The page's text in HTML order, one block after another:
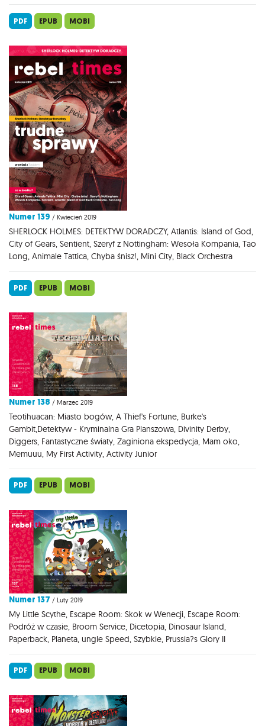
PDF EPUB MOBI
Numer 139 / Kwiecień 2019
SHERLOCK HOLMES: DETEKTYW DORADCZY, Atlantis: Island of God,
City of Gears, Sentient, Szeryf z Nottingham: Wesoła Kompania, Tao
Long, Animale Tattica, Chyba śnisz!, Mini City, Black Orchestra
PDF EPUB MOBI
Numer 138 / Marzec 2019
Teotihuacan: Miasto bogów, A Thief's Fortune, Burke's
Gambit,Detektyw - Kryminalna Gra Planszowa, Divinity Derby,
Diggers, Fantastyczne światy, Zaginiona ekspedycja, Mam oko,
Memuuu, My First Activity, Activity Junior
PDF EPUB MOBI
Numer 137 / Luty 2019
My Little Scythe, Escape Room: Skok w Wenecji, Escape Room:
Podróż w czasie, Broom Service, Dicetopia, Dinosaur Island,
Paperback, Planeta, ungle Speed, Szybkie, Prussia?s Glory II
PDF EPUB MOBI